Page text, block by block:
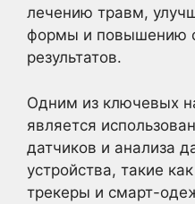
лечению травм,
формы и повышению
результатов.
Одним из ключевых
является
датчиков и анализа
устройства, такие
трекеры и смарт-